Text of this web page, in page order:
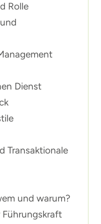
Rolle
Dienst
Transaktionale
und warum?
Führungskraft